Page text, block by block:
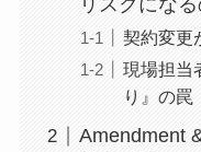
リスクにな
契約変更
現場担当
り』の罠
Amendment